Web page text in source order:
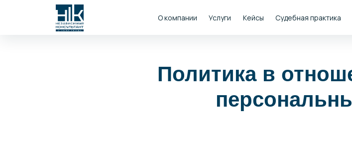
О компании Услуги Кейсы Судебная практика
Политика в